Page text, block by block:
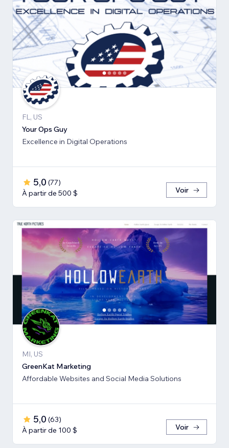
FL, US
Your Ops Guy
Excellence in Digital Operations
5,0 (77)
À partir de 500 $
Voir
MI, US
GreenKat Marketing
Affordable Websites and Social Media Solutions
5,0 (63)
À partir de 100 $
Voir